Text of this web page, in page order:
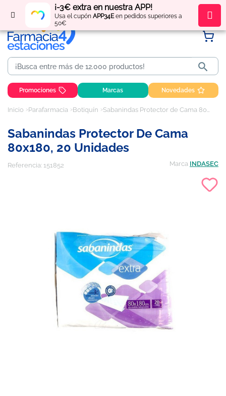
¡-3€ extra en nuestra APP!
Usa el cupón APP34Een pedidos superiores a
50€
Regístratey obténpuntos por tus compras

Promociones Marcas Novedades
Inicio Parafarmacia Botiquín Sabanindas Protector de Cama 80x180, 20 unidades
Sabanindas Protector De Cama
80x180, 20 Unidades
Referencia: 151852 Marca INDASEC